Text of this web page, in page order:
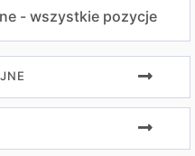
- wszystkie pozycje